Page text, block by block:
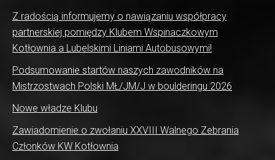
Z radością informujemy o nawiązaniu współpracy
partnerskiej pomiędzy Klubem Wspinaczkowym
Kotłownia a Lubelskimi Liniami Autobusowymi!
Podsumowanie startów naszych zawodników na
Mistrzostwach Polski MŁ/JM/J w boulderingu 2026
Nowe władze Klubu
Zawiadomienie o zwołaniu XXVIII Walnego Zebrania
Członków KW Kotłownia